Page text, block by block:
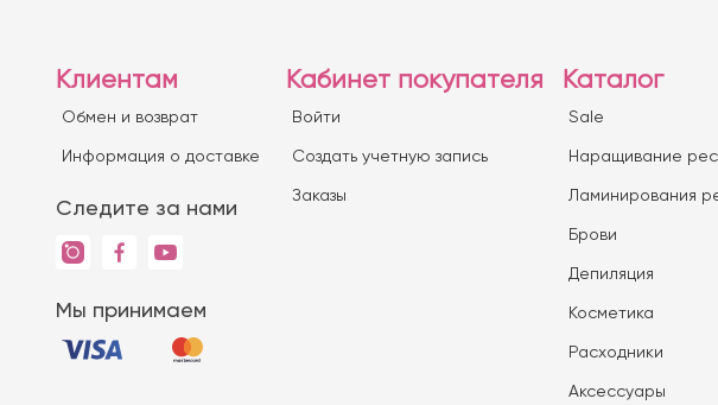
Клиентам
Обмен и возврат
Информация о доставке
Следите за нами
Мы принимаем
Кабинет покупателя
Войти
Создать учетную запись
Заказы
Каталог
Sale
Наращивание
Ламинирования
Брови
Депиляция
Косметика
Расходники
Аксессуары